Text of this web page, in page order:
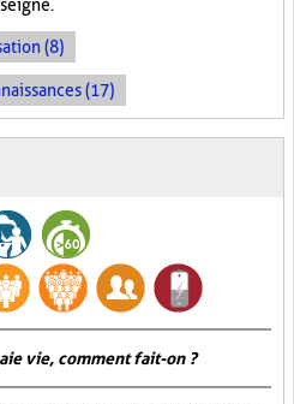
(8)
(17)
vie, comment fait-on ?